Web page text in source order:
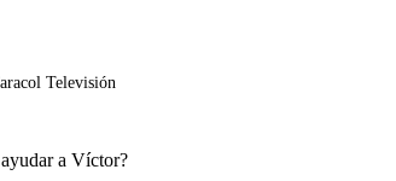
Televisión
a Víctor?